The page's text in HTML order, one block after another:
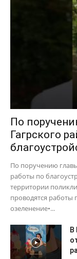
По
Гагрского
По поручению
работы по
территории
проводятся работы
озеленение•...
В